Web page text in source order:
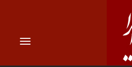
Toggle